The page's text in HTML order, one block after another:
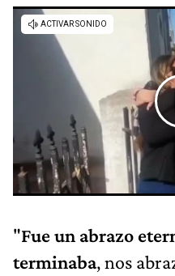
"Fue un abrazo
terminaba, nos